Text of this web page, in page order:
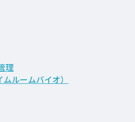
理
ムルームバイオ）